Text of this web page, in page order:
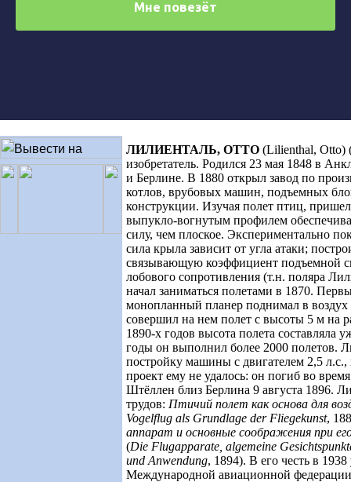
ЛИЛИЕНТАЛЬ, ОТТО (Lilienthal, Otto)
изобретатель. Родился 23 мая 1848 в
и Берлине. В 1880 открыл завод по
котлов, врубовых машин, подъемных
конструкции. Изучая полет птиц,
выпукло-вогнутым профилем
силу, чем плоское. Экспериментально
сила крыла зависит от угла атаки;
связывающую коэффициент подъемной
лобового сопротивления (т.н. поляра
начал заниматься полетами в 1870.
монопланный планер поднимал в воздух
совершил на нем полет с высоты 5 м на
1890-х годов высота полета
годы он выполнил более 2000 полетов.
постройку машины с двигателем 2,5 л.с.,
проект ему не удалось: он погиб во
Штёллен близ Берлина 9 августа 1896.
трудов: Птичий полет как основа для
Vogelflug als Grundlage der Fliegekunst,
аппарат и основные соображения при
(Die Flugapparate, algemeine
und Anwendung, 1894). В его честь в
Международной авиационной